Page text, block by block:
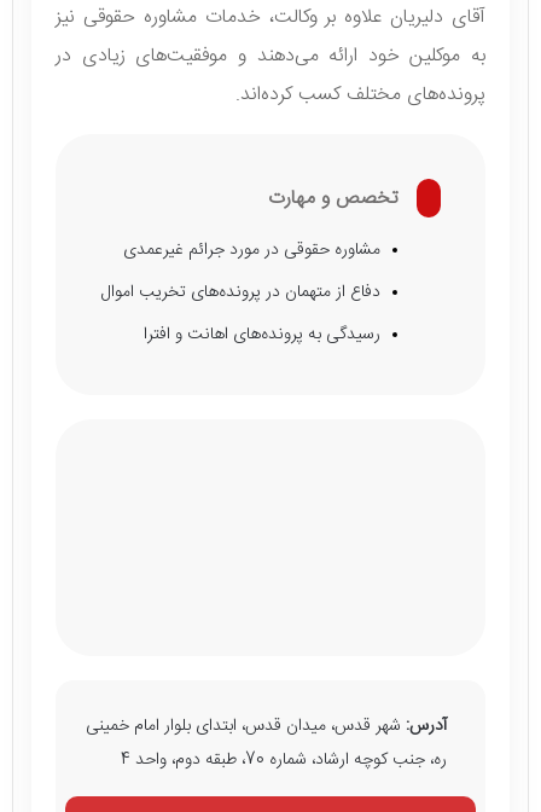
آقای دلیریان علاوه بر وکالت، خدمات مشاوره حقوقی نیز
به موکلین خود ارائه می‌دهند و موفقیت‌های زیادی در
پرونده‌های مختلف کسب کرده‌اند.
تخصص و مهارت
مشاوره حقوقی در مورد جرائم غیرعمدی
دفاع از متهمان در پرونده‌های تخریب اموال
رسیدگی به پرونده‌های اهانت و افترا
آدرس: شهر قدس، میدان قدس، ابتدای بلوار امام خمینی
ره، جنب کوچه ارشاد، شماره 70، طبقه دوم، واحد 4